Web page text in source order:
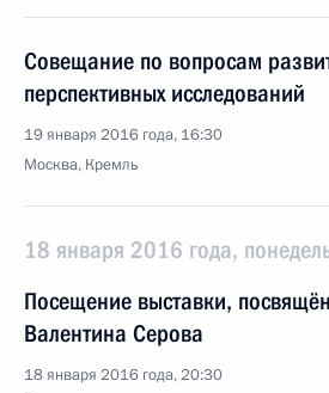
Совещание по вопросам
перспективных исследований
19 января 2016 года, 16:30
Москва, Кремль
18 января 2016 года,
Посещение выставки,
Валентина Серова
18 января 2016 года, 20:30